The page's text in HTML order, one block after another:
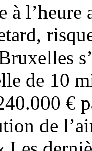
à
de 10
€
de